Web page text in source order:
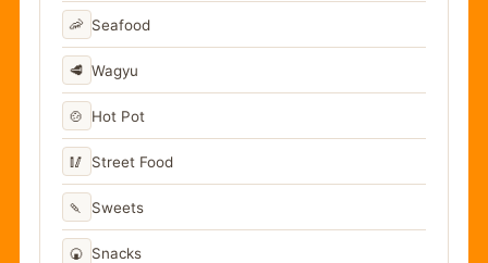
🦐 Seafood
🥩 Wagyu
🍲 Hot Pot
🥢 Street Food
🍡 Sweets
🍘 Snacks